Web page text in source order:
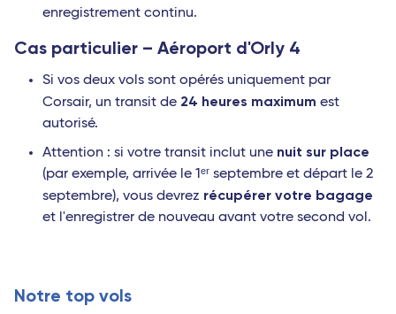
enregistrement continu.
Cas particulier – Aéroport d'Orly 4
Si vos deux vols sont opérés uniquement par
Corsair, un transit de 24 heures maximum est
autorisé.
Attention : si votre transit inclut une nuit sur place
(par exemple, arrivée le 1ᵉʳ septembre et départ le 2
septembre), vous devrez récupérer votre bagage
et l'enregistrer de nouveau avant votre second vol.
Notre top vols